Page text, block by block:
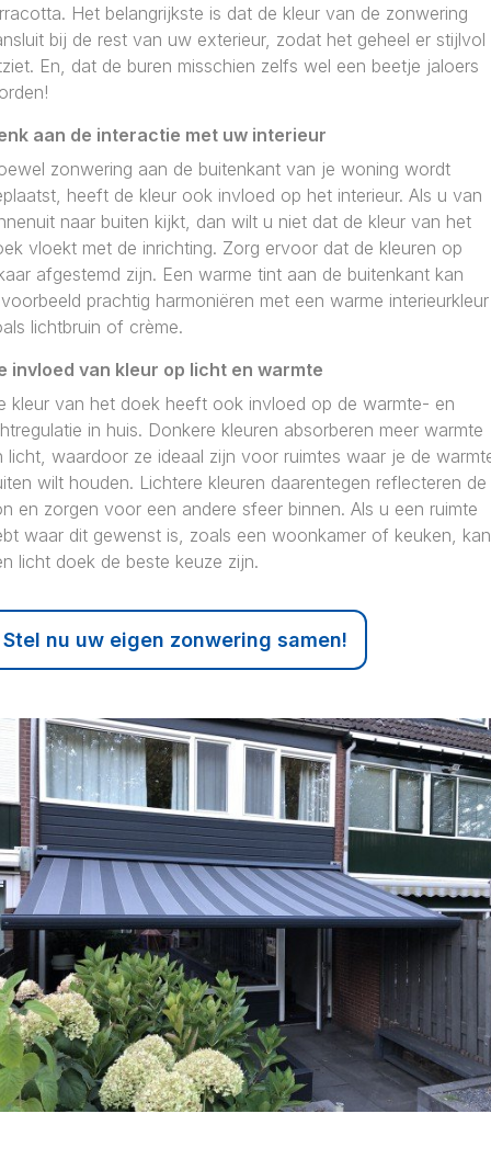
Het belangrijkste is dat de kleur van de zonwering
bij de rest van uw exterieur, zodat het geheel er stijlvol
En, dat de buren misschien zelfs wel een beetje jaloers
aan de interactie met uw interieur
zonwering aan de buitenkant van je woning wordt
heeft de kleur ook invloed op het interieur. Als u van
naar buiten kijkt, dan wilt u niet dat de kleur van het
vloekt met de inrichting. Zorg ervoor dat de kleuren op
afgestemd zijn. Een warme tint aan de buitenkant kan
prachtig harmoniëren met een warme interieurkleur
lichtbruin of crème.
invloed van kleur op licht en warmte
kleur van het doek heeft ook invloed op de warmte- en
in huis. Donkere kleuren absorberen meer warmte
licht, waardoor ze ideaal zijn voor ruimtes waar je de
wilt houden. Lichtere kleuren daarentegen reflecteren de
en zorgen voor een andere sfeer binnen. Als u een ruimte
waar dit gewenst is, zoals een woonkamer of keuken, kan
licht doek de beste keuze zijn.
Stel nu uw eigen zonwering samen!